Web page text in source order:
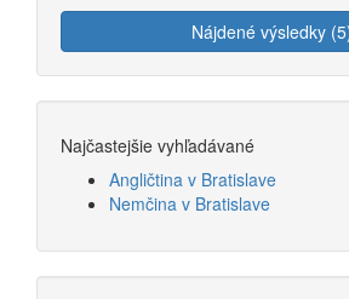
Nájdené výsledky
Najčastejšie vyhľadávané
Angličtina v Bratislave
Nemčina v Bratislave